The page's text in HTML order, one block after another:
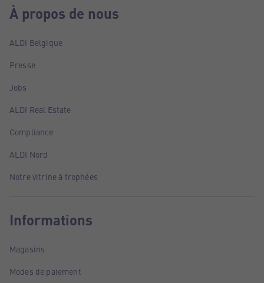
À propos de nous
ALDI Belgique
Presse
Jobs
ALDI Real Estate
Compliance
ALDI Nord
Notre vitrine à trophées
Informations
Magasins
Modes de paiement